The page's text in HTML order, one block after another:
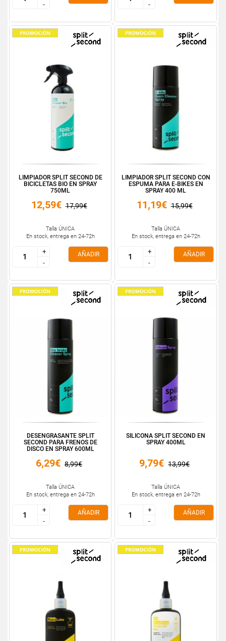
--
--
LIMPIADOR SPLIT SECOND DE
BICICLETAS BIO EN SPRAY
750ML
12,59€ 17,99€
Talla ÚNICA
En stock, entrega en 24-72h
+
-
+
-
AÑADIR
LIMPIADOR SPLIT SECOND CON
ESPUMA PARA E-BIKES EN
SPRAY 400 ML
11,19€ 15,99€
Talla ÚNICA
En stock, entrega en 24-72h
+
-
+
-
AÑADIR
DESENGRASANTE SPLIT
SECOND PARA FRENOS DE
DISCO EN SPRAY 600ML
6,29€ 8,99€
Talla ÚNICA
En stock, entrega en 24-72h
+
-
+
-
AÑADIR
SILICONA SPLIT SECOND EN
SPRAY 400ML
9,79€ 13,99€
Talla ÚNICA
En stock, entrega en 24-72h
+
-
+
-
AÑADIR